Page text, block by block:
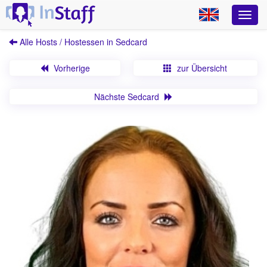
Alle Hosts / Hostessen in Sedcard
Vorherige zur Übersicht
Nächste Sedcard